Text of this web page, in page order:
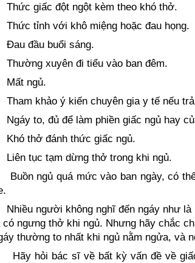
Thức giấc đột ngột kèm theo khó thở.
Thức tỉnh với khô miệng hoặc đau họng.
Đau đầu buổi sáng.
Thường xuyên đi tiểu vào ban đêm.
Mất ngủ.
Tham khảo ý kiến chuyên gia y tế nếu
Ngáy to, đủ để làm phiền giấc ngủ hay
Khó thở đánh thức giấc ngủ.
Liên tục tạm dừng thở trong khi ngủ.
Buồn ngủ quá mức vào ban ngày, có
Nhiều người không nghĩ đến ngáy như
có ngưng thở khi ngủ. Nhưng hãy chắc
thường to nhất khi ngủ nằm ngửa, và
Hãy hỏi bác sĩ về bất kỳ vấn đề về